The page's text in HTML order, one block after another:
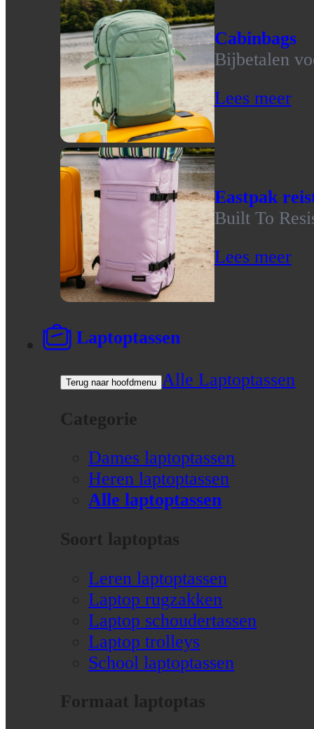
Cabinbags
Bijbetalen
Lees meer
Eastpak
Built To
Lees meer
Laptoptassen
Terug naar hoofdmenu Alle Laptoptassen
Categorie
Dames laptoptassen
Heren laptoptassen
Alle laptoptassen
Soort laptoptas
Leren laptoptassen
Laptop rugzakken
Laptop schoudertassen
Laptop trolleys
School laptoptassen
Formaat laptoptas